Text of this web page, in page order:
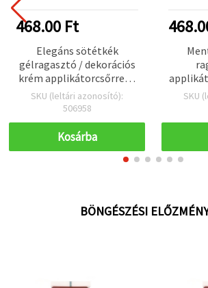
468.00 Ft
Elegáns sötétkék
gélragasztó / dekorációs
krém applikátorcsőrrel –
50 ml
SKU (leltári azonosító):
506958
Kosárba
DIY
SKU
BÖNGÉSZÉSI